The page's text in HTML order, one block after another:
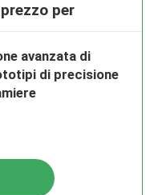
per
avanzata di
di precisione